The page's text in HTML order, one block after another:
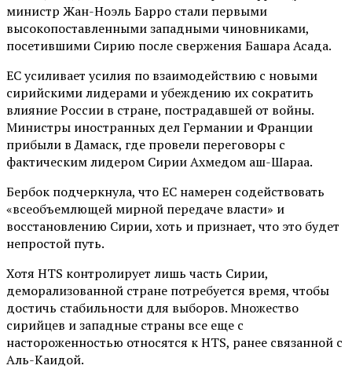
министр Жан-Ноэль Барро стали первыми
высокопоставленными западными чиновниками,
посетившими Сирию после свержения Башара Асада.
ЕС усиливает усилия по взаимодействию с новыми
сирийскими лидерами и убеждению их сократить
влияние России в стране, пострадавшей от войны.
Министры иностранных дел Германии и Франции
прибыли в Дамаск, где провели переговоры с
фактическим лидером Сирии Ахмедом аш-Шараа.
Бербок подчеркнула, что ЕС намерен содействовать
«всеобъемлющей мирной передаче власти» и
восстановлению Сирии, хоть и признает, что это будет
непростой путь.
Хотя HTS контролирует лишь часть Сирии,
деморализованной стране потребуется время, чтобы
достичь стабильности для выборов. Множество
сирийцев и западные страны все еще с
настороженностью относятся к HTS, ранее связанной с
Аль-Каидой.